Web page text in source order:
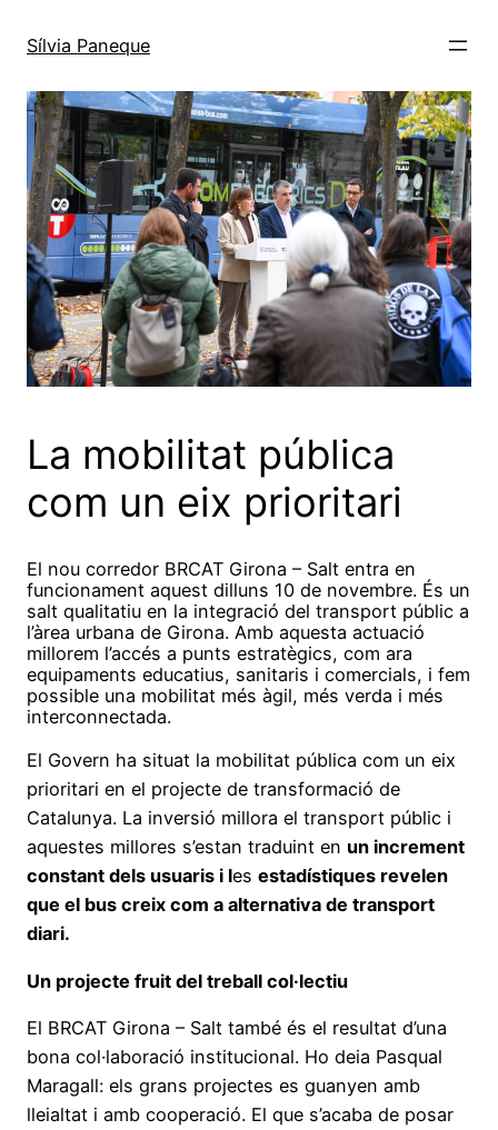
Sílvia Paneque
La mobilitat pública
com un eix prioritari
El nou corredor BRCAT Girona – Salt entra en
funcionament aquest dilluns 10 de novembre. És un
salt qualitatiu en la integració del transport públic a
l’àrea urbana de Girona. Amb aquesta actuació
millorem l’accés a punts estratègics, com ara
equipaments educatius, sanitaris i comercials, i fem
possible una mobilitat més àgil, més verda i més
interconnectada.
El Govern ha situat la mobilitat pública com un eix
prioritari en el projecte de transformació de
Catalunya. La inversió millora el transport públic i
aquestes millores s’estan traduint en un increment
constant dels usuaris i les estadístiques revelen
que el bus creix com a alternativa de transport
diari.
Un projecte fruit del treball col·lectiu
El BRCAT Girona – Salt també és el resultat d’una
bona col·laboració institucional. Ho deia Pasqual
Maragall: els grans projectes es guanyen amb
lleialtat i amb cooperació. El que s’acaba de posar